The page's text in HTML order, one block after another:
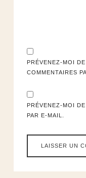
PRÉVENEZ-MOI
COMMENTAIRES
PRÉVENEZ-MOI
PAR E-MAIL.